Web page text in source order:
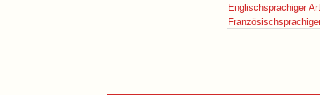
Englischsprachiger